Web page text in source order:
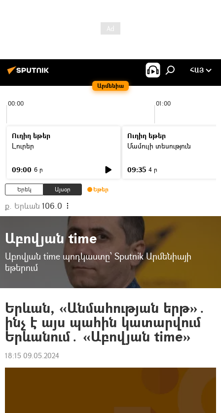
Արմենիա
ՀԱՅ
00:00 01:00
Ուղիղ եթեր
Լուրեր
09:00 6 ր
Ուղիղ եթեր
Մամուլի տեսություն
09:35 4 ր
Երեկ Այսօր Եթեր
ք. Երևան 106.0
Աբովյան time
Աբովյան time պոդկաստը՝ Sputnik Արմենիայի
եթերում
Երևան, «Անմահության երթ»․
ինչ է այս պահին կատարվում
Երևանում․ «Աբովյան time»
18:15 09.05.2024